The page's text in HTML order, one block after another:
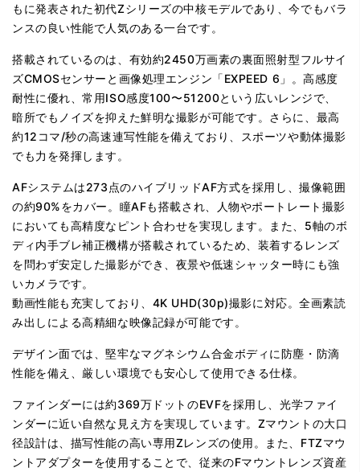
もに発表された初代Zシリーズの中核モデルであり、今でもバラ
ンスの良い性能で人気のある一台です。
搭載されているのは、有効約2450万画素の裏面照射型フルサイ
ズCMOSセンサーと画像処理エンジン「EXPEED 6」。高感度
耐性に優れ、常用ISO感度100〜51200という広いレンジで、
暗所でもノイズを抑えた鮮明な撮影が可能です。さらに、最高
約12コマ/秒の高速連写性能を備えており、スポーツや動体撮影
でも力を発揮します。
AFシステムは273点のハイブリッドAF方式を採用し、撮像範囲
の約90%をカバー。瞳AFも搭載され、人物やポートレート撮影
においても高精度なピント合わせを実現します。また、5軸のボ
ディ内手ブレ補正機構が搭載されているため、装着するレンズ
を問わず安定した撮影ができ、夜景や低速シャッター時にも強
いカメラです。
動画性能も充実しており、4K UHD(30p)撮影に対応。全画素読
み出しによる高精細な映像記録が可能です。
デザイン面では、堅牢なマグネシウム合金ボディに防塵・防滴
性能を備え、厳しい環境でも安心して使用できる仕様。
ファインダーには約369万ドットのEVFを採用し、光学ファイ
ンダーに近い自然な見え方を実現しています。Zマウントの大口
径設計は、描写性能の高い専用Zレンズの使用。また、FTZマウ
ントアダプターを使用することで、従来のFマウントレンズ資産